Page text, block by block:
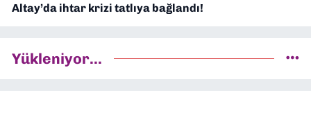
Altay’da ihtar krizi tatlıya bağlandı!
Yükleniyor...